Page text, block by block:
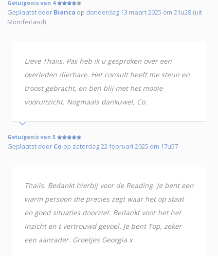
Getuigenis van 4
Geplaatst door Bianca op donderdag 13 maart 2025 om 21u28 (uit
Montferland)
Lieve Thaiis. Pas heb ik u gesproken over een
overleden dierbare. Het consult heeft me steun en
troost gebracht, en ben blij met het mooie
vooruitzicht. Nogmaals dankuwel, Co.
Getuigenis van 5
Geplaatst door Co op zaterdag 22 februari 2025 om 17u57
Thaiis. Bedankt hierbij voor de Reading. Je bent een
warm persoon die precies zegt waar het op staat
en goed situaties doorziet. Bedankt voor het het
inzicht en t vertrouwd gevoel. Je bent Top, zeker
een aanrader. Groetjes Georgia x